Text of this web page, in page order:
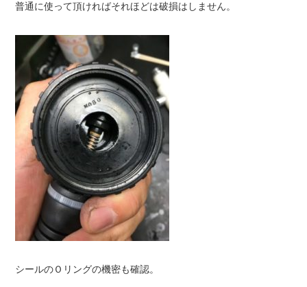
普通に使って頂ければそれほどは破損はしません。
シールのＯリングの機密も確認。